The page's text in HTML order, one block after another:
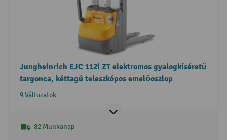
Jungheinrich EJC 112i ZT elektromos gyalogkíséretű
targonca, kéttagú teleszkópos emelőoszlop
9 Változatok
82 Munkanap